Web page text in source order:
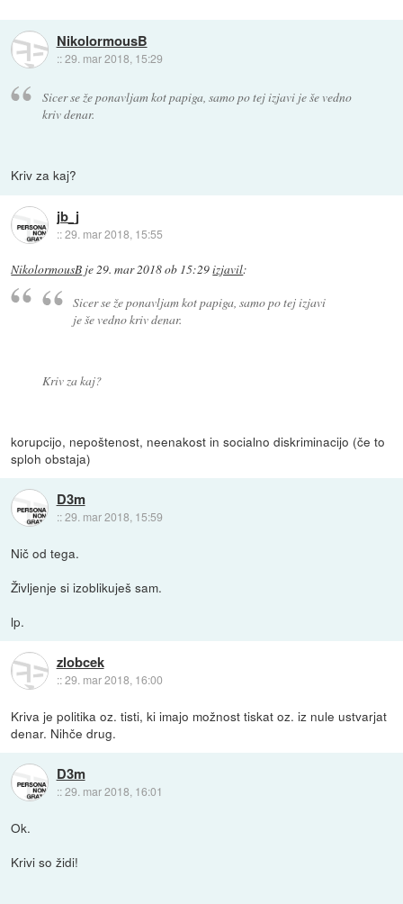
NikolormousB
::29. mar 2018, 15:29
Sicer se že ponavljam kot papiga, samo po tej izjavi je še vedno
kriv denar.
Kriv za kaj?
jb_j
::29. mar 2018, 15:55
NikolormousB je29. mar 2018 ob 15:29izjavil:
Sicer se že ponavljam kot papiga, samo po tej izjavi
je še vedno kriv denar.
Kriv za kaj?
korupcijo, nepoštenost, neenakost in socialno diskriminacijo (če to
sploh obstaja)
D3m
::29. mar 2018, 15:59
Nič od tega.
Življenje si izoblikuješ sam.
lp.
zlobcek
::29. mar 2018, 16:00
Kriva je politika oz. tisti, ki imajo možnost tiskat oz. iz nule ustvarjat
denar. Nihče drug.
D3m
::29. mar 2018, 16:01
Ok.
Krivi so židi!